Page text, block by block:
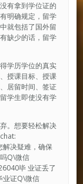
有拿到学位证的
明确规定，留学
就包括了国外留
缺少的话，留学
学历学位的真实
授课目标、授课
居留时间、签证
学生即使没有学
。想要轻松解决
决疑难，确保
Q\微信
毕 业证丢了
业证Q\微信